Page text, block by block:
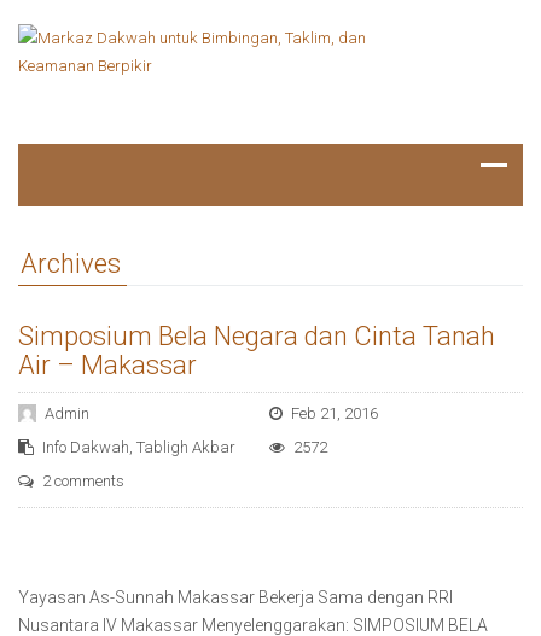
Archives
Simposium Bela Negara dan Cinta Tanah
Air – Makassar
Admin
Feb 21, 2016
Info Dakwah, Tabligh Akbar
2572
2 comments
Yayasan As-Sunnah Makassar Bekerja Sama dengan RRI
Nusantara IV Makassar Menyelenggarakan: SIMPOSIUM BELA